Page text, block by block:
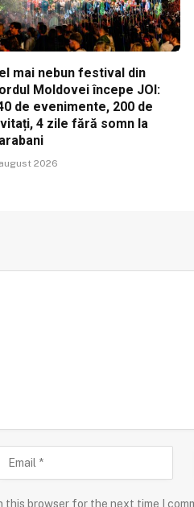
mai nebun festival din
Moldovei începe JOI:
de evenimente, 200 de
4 zile fără somn la
2026
this browser for the next time I